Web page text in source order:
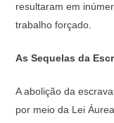
resultaram em
trabalho forçado.
As Sequelas da
A abolição da
por meio da Lei